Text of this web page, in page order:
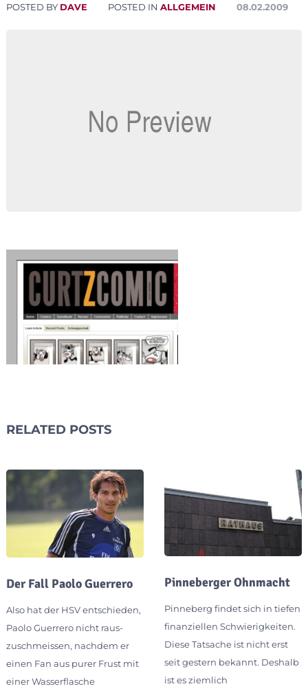
POSTED BY DAVE POSTED IN ALLGEMEIN 08.02.2009
RELATED POSTS
Der Fall Paolo Guerrero
Also hat der HSV entschieden,
Paolo Guerrero nicht raus-
zuschmeissen, nachdem er
einen Fan aus purer Frust mit
einer Wasserflasche
Pinneberger Ohnmacht
Pinneberg findet sich in tiefen
finanziellen Schwierigkeiten.
Diese Tatsache ist nicht erst
seit gestern bekannt. Deshalb
ist es ziemlich